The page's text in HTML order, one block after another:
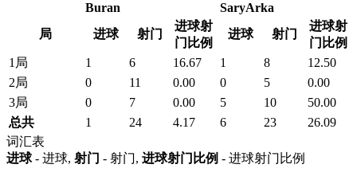
Buran
SaryArka
局
进球 射门
进球射
门比例
进球 射门
进球射
门比例
1局
1 6 16.67 1 8
12.50
2局
0 11 0.00 0 5
0.00
3局
0 7 0.00 5 10
50.00
总共
1 24 4.17 6 23
26.09
词汇表
进球- 进球, 射门 - 射门, 进球射门比例 - 进球射门比例